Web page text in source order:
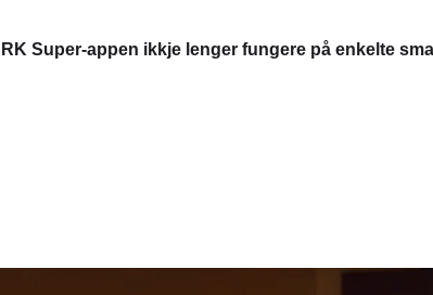
Super-appen ikkje lenger fungere på enkelte